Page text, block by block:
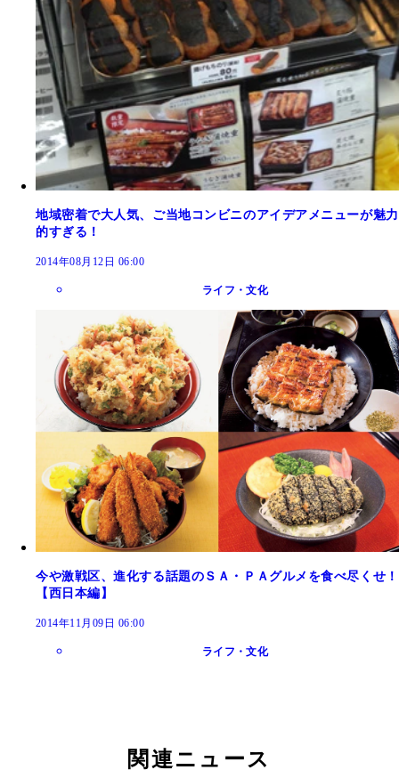
地域密着で大人気、ご当地コンビニのアイデアメニューが魅力
的すぎる！
2014年08月12日 06:00
ライフ・文化
今や激戦区、進化する話題のＳＡ・ＰＡグルメを食べ尽くせ！
【西日本編】
2014年11月09日 06:00
ライフ・文化
関連ニュース